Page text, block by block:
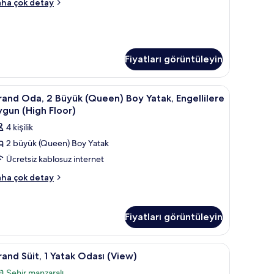
çok detay
Fiyatları görüntüleyin
Kaliteli yatak takımı, odada kasa, masa
4
Oda, 2 Büyük (Queen) Boy Yatak, Engellilere
(High Floor)
4 kişilik
2 büyük (Queen) Boy Yatak
Ücretsiz kablosuz internet
çok detay
Fiyatları görüntüleyin
masa Kaliteli yatak takımı, odada kasa, masa
3 Süit, 1 Yatak Odası (View)